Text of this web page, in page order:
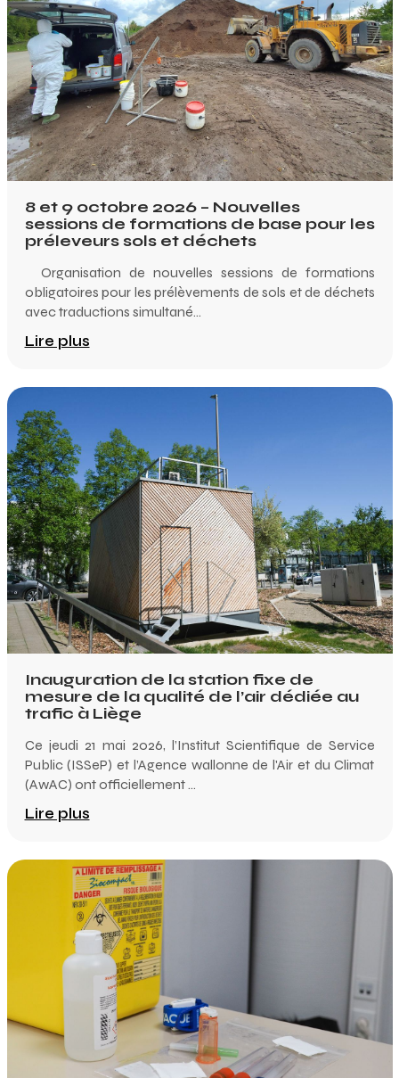
8 et 9 octobre 2026 – Nouvelles
sessions de formations de base pour les
préleveurs sols et déchets
Organisation de nouvelles sessions de formations
obligatoires pour les prélèvements de sols et de déchets
avec traductions simultané...
Lire plus
Inauguration de la station fixe de
mesure de la qualité de l’air dédiée au
trafic à Liège
Ce jeudi 21 mai 2026, l’Institut Scientifique de Service
Public (ISSeP) et l’Agence wallonne de l'Air et du Climat
(AwAC) ont officiellement ...
Lire plus